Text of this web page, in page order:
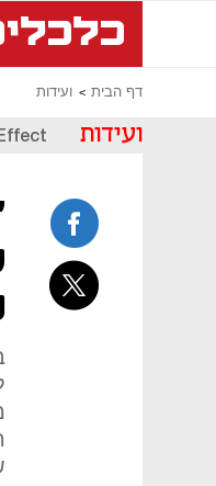
דף הבית ועידות
ועידות